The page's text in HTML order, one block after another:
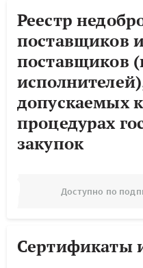
Реестр
поставщиков
поставщиков
допускаемых
процедурах
закупок
Доступно по
Сертификаты